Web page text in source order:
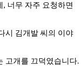
너무 자주 요청하면
시 김개발 씨의 이야
고개를 끄덕였습니다.